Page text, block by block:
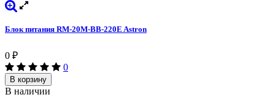
Блок питания RM-20M-BB-220E Astron
0 ₽
0
В корзину
В наличии